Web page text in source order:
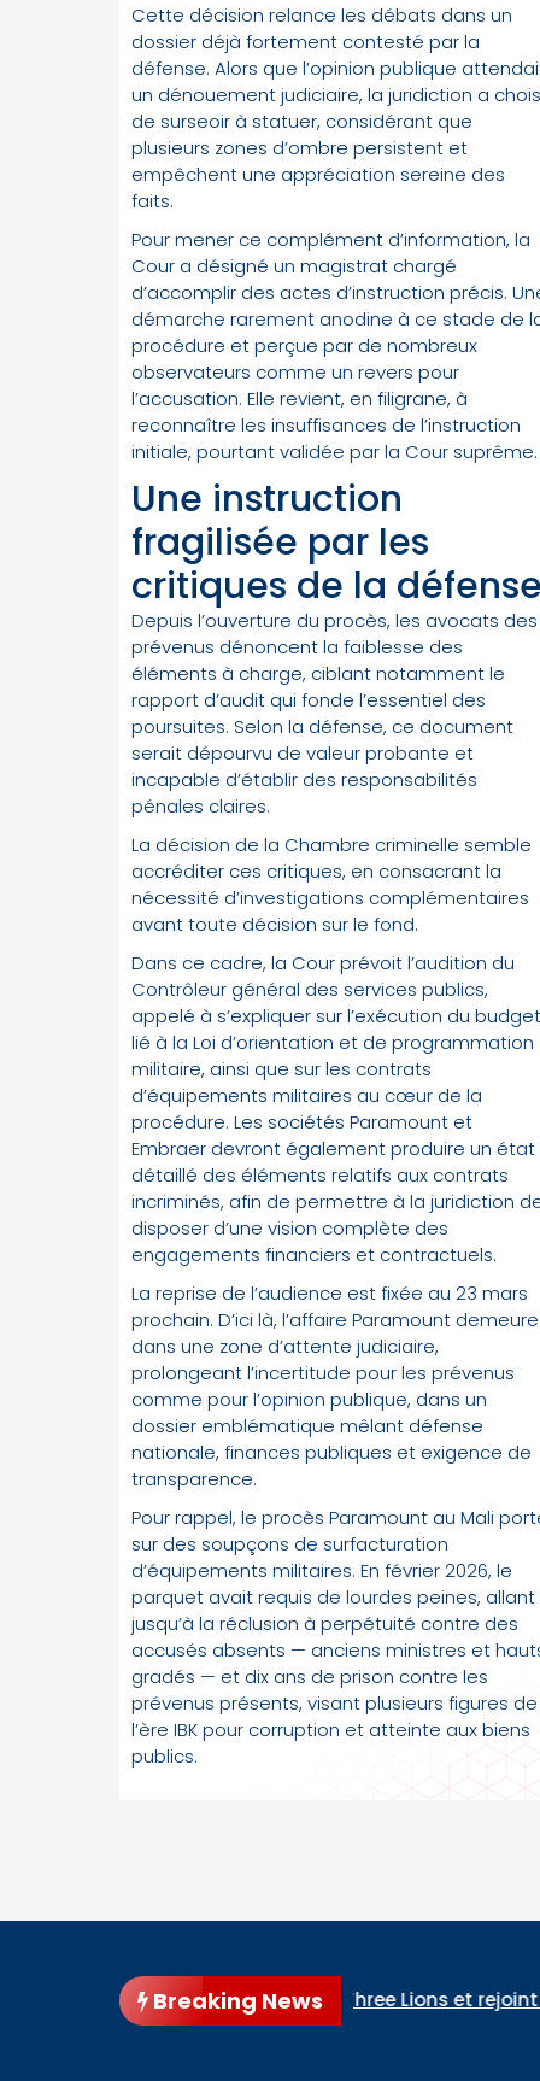
Cette décision relance les débats dans un
dossier déjà fortement contesté par la
défense. Alors que l’opinion publique
un dénouement judiciaire, la juridiction a
de surseoir à statuer, considérant que
plusieurs zones d’ombre persistent et
empêchent une appréciation sereine des
faits.
Pour mener ce complément d’information, la
Cour a désigné un magistrat chargé
d’accomplir des actes d’instruction précis.
démarche rarement anodine à ce stade de
procédure et perçue par de nombreux
observateurs comme un revers pour
l’accusation. Elle revient, en filigrane, à
reconnaître les insuffisances de l’instruction
initiale, pourtant validée par la Cour suprême.
Une instruction
fragilisée par les
critiques de la
Depuis l’ouverture du procès, les avocats des
prévenus dénoncent la faiblesse des
éléments à charge, ciblant notamment le
rapport d’audit qui fonde l’essentiel des
poursuites. Selon la défense, ce document
serait dépourvu de valeur probante et
incapable d’établir des responsabilités
pénales claires.
La décision de la Chambre criminelle semble
accréditer ces critiques, en consacrant la
nécessité d’investigations complémentaires
avant toute décision sur le fond.
Dans ce cadre, la Cour prévoit l’audition du
Contrôleur général des services publics,
appelé à s’expliquer sur l’exécution du budget
lié à la Loi d’orientation et de programmation
militaire, ainsi que sur les contrats
d’équipements militaires au cœur de la
procédure. Les sociétés Paramount et
Embraer devront également produire un état
détaillé des éléments relatifs aux contrats
incriminés, afin de permettre à la juridiction
disposer d’une vision complète des
engagements financiers et contractuels.
La reprise de l’audience est fixée au 23 mars
prochain. D’ici là, l’affaire Paramount demeure
dans une zone d’attente judiciaire,
prolongeant l’incertitude pour les prévenus
comme pour l’opinion publique, dans un
dossier emblématique mêlant défense
nationale, finances publiques et exigence de
transparence.
Pour rappel, le procès Paramount au Mali
sur des soupçons de surfacturation
d’équipements militaires. En février 2026, le
parquet avait requis de lourdes peines, allant
jusqu’à la réclusion à perpétuité contre des
accusés absents — anciens ministres et
gradés — et dix ans de prison contre les
prévenus présents, visant plusieurs figures de
l’ère IBK pour corruption et atteinte aux biens
publics.
Breaking News
les Three Lions et rejoint l’Espagne en finale